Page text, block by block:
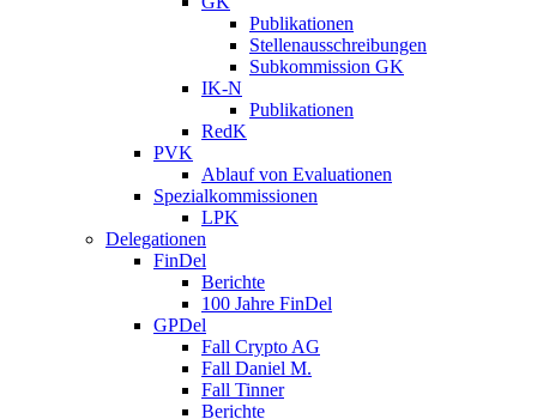
Publikationen
Stellenausschreibungen
Subkommission GK
IK-N
Publikationen
RedK
PVK
Ablauf von Evaluationen
Spezialkommissionen
LPK
Delegationen
FinDel
Berichte
100 Jahre FinDel
GPDel
Fall Crypto AG
Fall Daniel M.
Fall Tinner
Berichte